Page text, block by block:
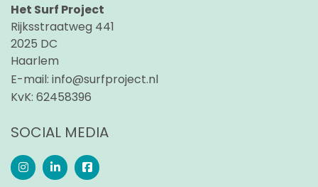
Het Surf Project
Rijksstraatweg 441
2025 DC
Haarlem
E-mail: info@surfproject.nl
KvK: 62458396
SOCIAL MEDIA